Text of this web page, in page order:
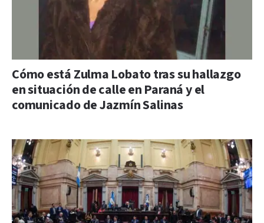
Cómo está Zulma Lobato tras su hallazgo
en situación de calle en Paraná y el
comunicado de Jazmín Salinas